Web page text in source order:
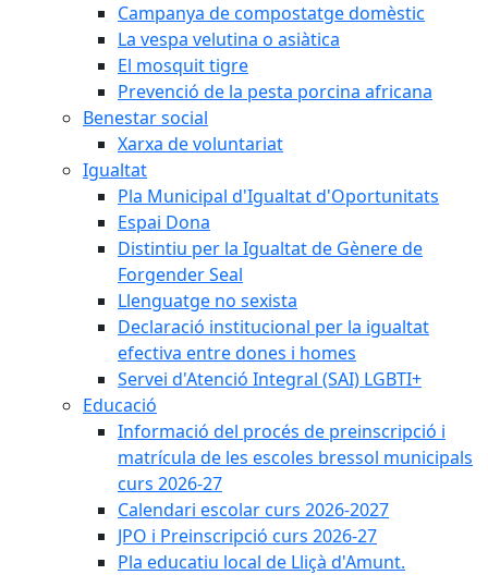
Campanya de compostatge domèstic
La vespa velutina o asiàtica
El mosquit tigre
Prevenció de la pesta porcina africana
Benestar social
Xarxa de voluntariat
Igualtat
Pla Municipal d'Igualtat d'Oportunitats
Espai Dona
Distintiu per la Igualtat de Gènere de
Forgender Seal
Llenguatge no sexista
Declaració institucional per la igualtat
efectiva entre dones i homes
Servei d'Atenció Integral (SAI) LGBTI+
Educació
Informació del procés de preinscripció i
matrícula de les escoles bressol municipals
curs 2026-27
Calendari escolar curs 2026-2027
JPO i Preinscripció curs 2026-27
Pla educatiu local de Lliçà d'Amunt.